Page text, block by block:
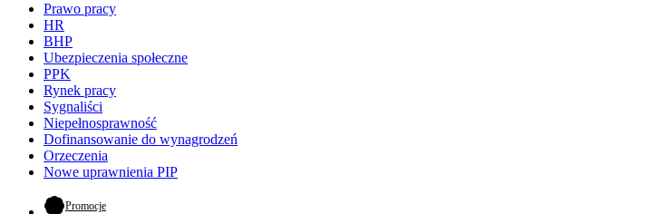
Prawo pracy
HR
BHP
Ubezpieczenia społeczne
PPK
Rynek pracy
Sygnaliści
Niepełnosprawność
Dofinansowanie do wynagrodzeń
Orzeczenia
Nowe uprawnienia PIP
Promocje- otwiera się w nowej karcie